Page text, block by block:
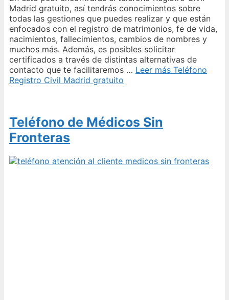
Madrid gratuito, así tendrás conocimientos sobre
todas las gestiones que puedes realizar y que están
enfocados con el registro de matrimonios, fe de vida,
nacimientos, fallecimientos, cambios de nombres y
muchos más. Además, es posibles solicitar
certificados a través de distintas alternativas de
contacto que te facilitaremos … Leer más Teléfono
Registro Civil Madrid gratuito
Teléfono de Médicos Sin
Fronteras